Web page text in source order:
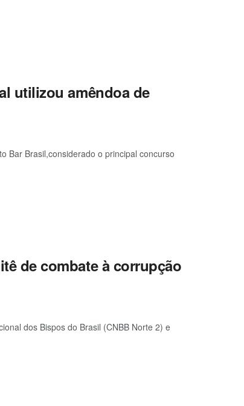
utilizou amêndoa de
Bar Brasil,considerado o principal concurso
de combate à corrupção
dos Bispos do Brasil (CNBB Norte 2) e